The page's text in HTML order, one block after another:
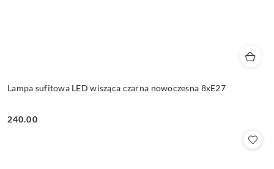
Lampa sufitowa LED wisząca czarna nowoczesna 8xE27
Cena:
240.00